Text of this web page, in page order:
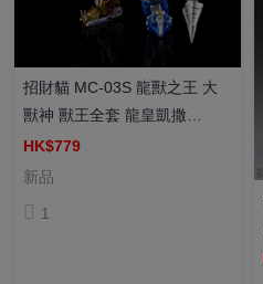
招財貓 MC-03S 龍獸之王 大
獸神 獸王全套 龍皇凱撒
DRAGON BEAST KING 塗裝
成品（金屬塗裝限定）
HK$779
新品
1